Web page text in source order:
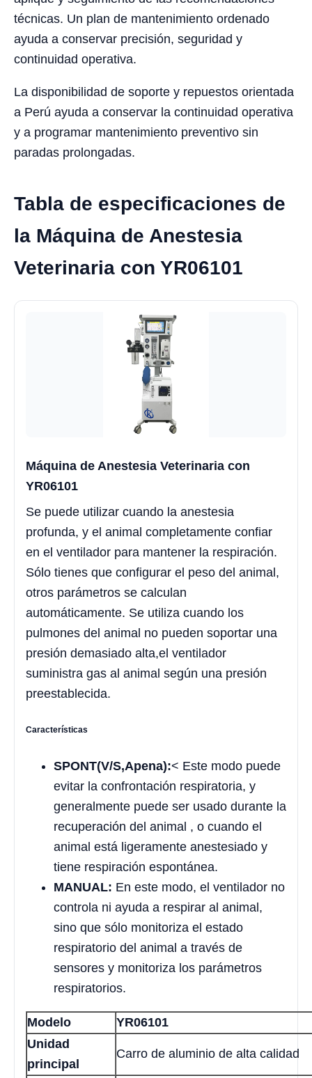
técnicas. Un plan de mantenimiento ordenado
ayuda a conservar precisión, seguridad y
continuidad operativa.
La disponibilidad de soporte y repuestos orientada
a Perú ayuda a conservar la continuidad operativa
y a programar mantenimiento preventivo sin
paradas prolongadas.
Tabla de especificaciones de
la Máquina de Anestesia
Veterinaria con YR06101
Máquina de Anestesia Veterinaria con
YR06101
Se puede utilizar cuando la anestesia
profunda, y el animal completamente confiar
en el ventilador para mantener la respiración.
Sólo tienes que configurar el peso del animal,
otros parámetros se calculan
automáticamente. Se utiliza cuando los
pulmones del animal no pueden soportar una
presión demasiado alta,el ventilador
suministra gas al animal según una presión
preestablecida.
Características
SPONT(V/S,Apena):< Este modo puede
evitar la confrontación respiratoria, y
generalmente puede ser usado durante la
recuperación del animal , o cuando el
animal está ligeramente anestesiado y
tiene respiración espontánea.
MANUAL: En este modo, el ventilador no
controla ni ayuda a respirar al animal,
sino que sólo monitoriza el estado
respiratorio del animal a través de
sensores y monitoriza los parámetros
respiratorios.
Modelo
YR06101
Unidad
principal
Carro de aluminio de alta calidad